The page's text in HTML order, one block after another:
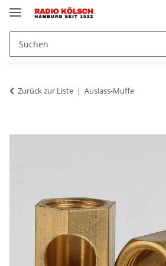
Zurück zur Liste Auslass-Muffe